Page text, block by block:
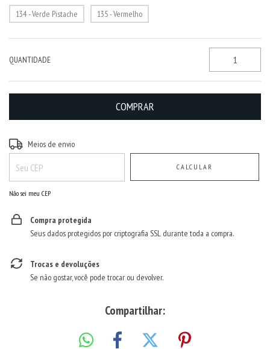
134 - Verde Pistache 135 - Vermelho
QUANTIDADE
Entregas para o CEP:
Meios de envio
CALCULAR
Não sei meu CEP
Compra protegida
Seus dados protegidos por criptografia SSL durante toda a compra.
Trocas e devoluções
Se não gostar, você pode trocar ou devolver.
Compartilhar: